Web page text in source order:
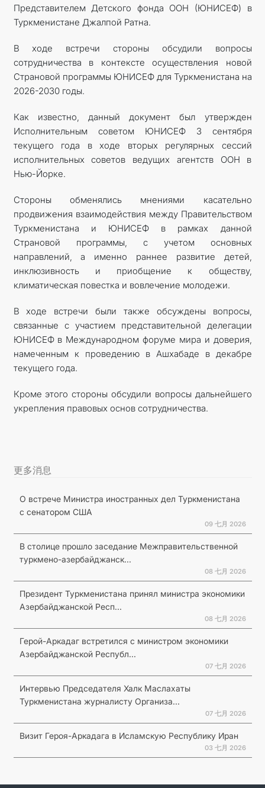
Представителем Детского фонда ООН (ЮНИСЕФ) в
Туркменистане Джалпой Ратна.
В ходе встречи стороны обсудили вопросы
сотрудничества в контексте осуществления новой
Страновой программы ЮНИСЕФ для Туркменистана на
2026-2030 годы.
Как известно, данный документ был утвержден
Исполнительным советом ЮНИСЕФ 3 сентября
текущего года в ходе вторых регулярных сессий
исполнительных советов ведущих агентств ООН в
Нью-Йорке.
Стороны обменялись мнениями касательно
продвижения взаимодействия между Правительством
Туркменистана и ЮНИСЕФ в рамках данной
Страновой программы, с учетом основных
направлений, а именно раннее развитие детей,
инклюзивность и приобщение к обществу,
климатическая повестка и вовлечение молодежи.
В ходе встречи были также обсуждены вопросы,
связанные с участием представительной делегации
ЮНИСЕФ в Международном форуме мира и доверия,
намеченным к проведению в Ашхабаде в декабре
текущего года.
Кроме этого стороны обсудили вопросы дальнейшего
укрепления правовых основ сотрудничества.
更多消息
О встрече Министра иностранных дел Туркменистана
с сенатором США
09 七月 2026
В столице прошло заседание Межправительственной
туркмено-азербайджанск...
08 七月 2026
Президент Туркменистана принял министра экономики
Азербайджанской Респ...
08 七月 2026
Герой-Аркадаг встретился с министром экономики
Азербайджанской Республ...
07 七月 2026
Интервью Председателя Халк Маслахаты
Туркменистана журналисту Организа...
07 七月 2026
Визит Героя-Аркадага в Исламскую Республику Иран
03 七月 2026